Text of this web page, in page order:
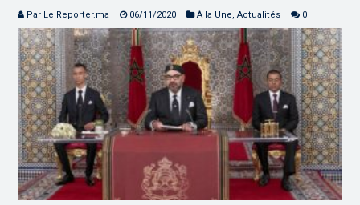
Par Le Reporter.ma 06/11/2020 À la Une,Actualités 0